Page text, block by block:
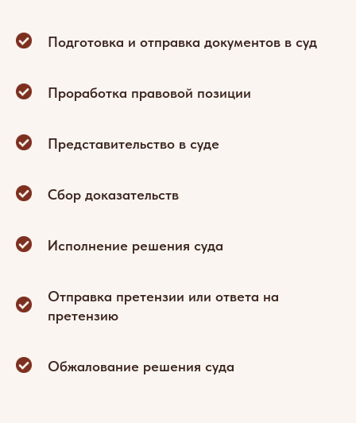
Подготовка и отправка документов в суд
Проработка правовой позиции
Представительство в суде
Сбор доказательств
Исполнение решения суда
Отправка претензии или ответа на
претензию
Обжалование решения суда